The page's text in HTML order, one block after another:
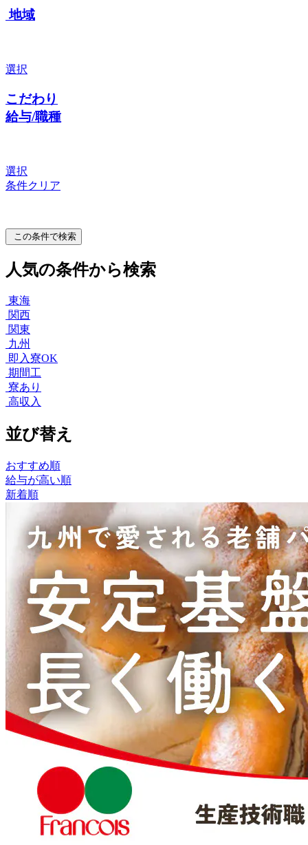
地域
選択
こだわり
給与/職種
選択
条件クリア
この条件で検索
人気の条件から検索
東海
関西
関東
九州
即入寮OK
期間工
寮あり
高収入
並び替え
おすすめ順
給与が高い順
新着順